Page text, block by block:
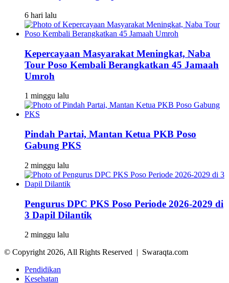
6 hari lalu
Kepercayaan Masyarakat Meningkat, Naba
Tour Poso Kembali Berangkatkan 45 Jamaah
Umroh
1 minggu lalu
Pindah Partai, Mantan Ketua PKB Poso
Gabung PKS
2 minggu lalu
Pengurus DPC PKS Poso Periode 2026-2029 di
3 Dapil Dilantik
2 minggu lalu
© Copyright 2026, All Rights Reserved | Swaraqta.com
Pendidikan
Kesehatan